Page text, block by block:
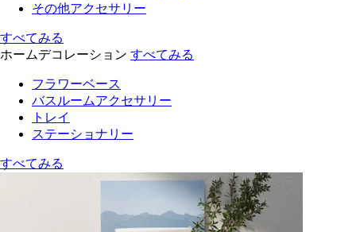
その他アクセサリー
すべてみる
ホームデコレーション すべてみる
フラワーベース
バスルームアクセサリー
トレイ
ステーショナリー
すべてみる